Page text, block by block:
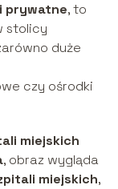
prywatne, to
stolicy
duże
czy ośrodki
miejskich
, obraz wygląda
miejskich,